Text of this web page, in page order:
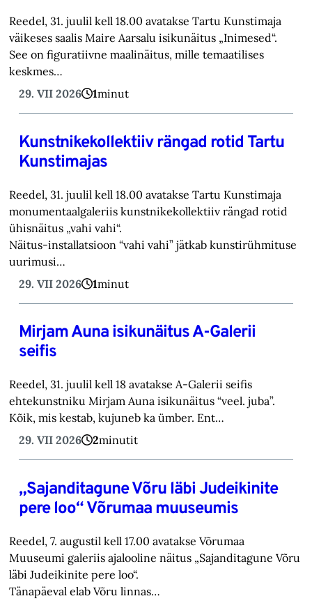
Reedel, 31. juulil kell 18.00 avatakse Tartu Kunstimaja
väikeses saalis Maire Aarsalu isikunäitus „Inimesed“.
See on figuratiivne maalinäitus, mille temaatilises
keskmes…
29. VII 2026
1minut
Kunstnikekollektiiv rängad rotid Tartu
Kunstimajas
Reedel, 31. juulil kell 18.00 avatakse Tartu Kunstimaja
monumentaalgaleriis kunstnikekollektiiv rängad rotid
ühisnäitus „vahi vahi“.
Näitus-installatsioon “vahi vahi” jätkab kunstirühmituse
uurimusi…
29. VII 2026
1minut
Mirjam Auna isikunäitus A-Galerii
seifis
Reedel, 31. juulil kell 18 avatakse A-Galerii seifis
ehtekunstniku Mirjam Auna isikunäitus “veel. juba”.
Kõik, mis kestab, kujuneb ka ümber. Ent…
29. VII 2026
2minutit
„Sajanditagune Võru läbi Judeikinite
pere loo“ Võrumaa muuseumis
Reedel, 7. augustil kell 17.00 avatakse Võrumaa
Muuseumi galeriis ajalooline näitus „Sajanditagune Võru
läbi Judeikinite pere loo“.
Tänapäeval elab Võru linnas…